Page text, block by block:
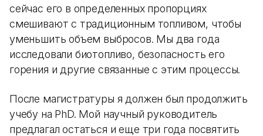
сейчас его в определенных пропорциях
смешивают с традиционным топливом, чтобы
уменьшить объем выбросов. Мы два года
исследовали биотопливо, безопасность его
горения и другие связанные с этим процессы.
После магистратуры я должен был продолжить
учебу на PhD. Мой научный руководитель
предлагал остаться и еще три года посвятить